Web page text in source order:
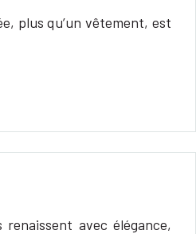
plus qu’un vêtement, est
avec élégance,